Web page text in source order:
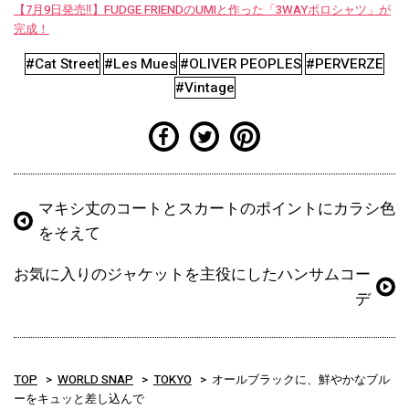
【7月9日発売‼︎】FUDGE FRIENDのUMIと作った「3WAYポロシャツ」が
完成！
#Cat Street #Les Mues #OLIVER PEOPLES #PERVERZE
#Vintage
マキシ丈のコートとスカートのポイントにカラシ色
をそえて
お気に入りのジャケットを主役にしたハンサムコー
デ
TOP WORLD SNAP TOKYO
オールブラックに、鮮やかなブル
ーをキュッと差し込んで